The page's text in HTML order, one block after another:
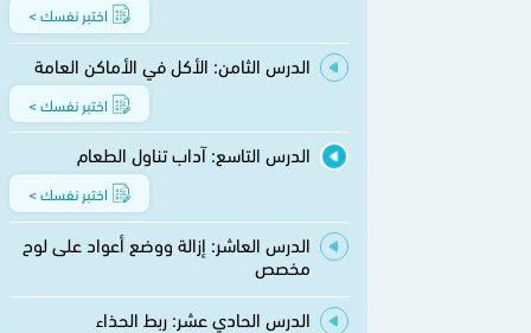
اختبر نفسك >
الدرس الثامن: الأكل في الأماكن العامة
اختبر نفسك >
الدرس التاسع: آداب تناول الطعام
اختبر نفسك >
الدرس العاشر: إزالة ووضع أعواد على لوح
مخصص
الدرس الحادي عشر: ربط الحذاء